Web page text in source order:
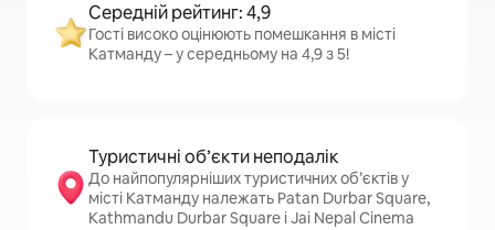
Середній рейтинг: 4,9
Гості високо оцінюють помешкання в місті
Катманду – у середньому на 4,9 з 5!
Туристичні об’єкти неподалік
До найпопулярніших туристичних об’єктів у
місті Катманду належать Patan Durbar Square,
Kathmandu Durbar Square і Jai Nepal Cinema